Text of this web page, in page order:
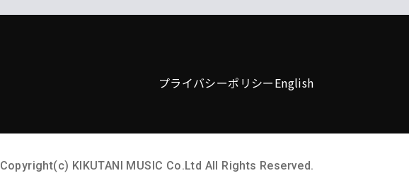
プライバシーポリシーEnglish
Copyright(c) KIKUTANI MUSIC Co.Ltd All Rights Reserved.